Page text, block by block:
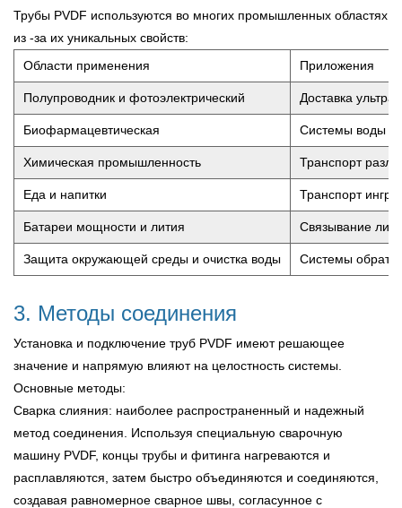
Трубы PVDF используются во многих промышленных областях
из -за их уникальных свойств:
Области применения
Приложения
Полупроводник и фотоэлектрический Доставка
Биофармацевтическая Системы воды
Химическая промышленность Транспорт
Еда и напитки Транспорт
Батареи мощности и лития Связывание
Защита окружающей среды и очистка воды Системы
3. Методы соединения
Установка и подключение труб PVDF имеют решающее
значение и напрямую влияют на целостность системы.
Основные методы:
Сварка слияния: наиболее распространенный и надежный
метод соединения. Используя специальную сварочную
машину PVDF, концы трубы и фитинга нагреваются и
расплавляются, затем быстро объединяются и соединяются,
создавая равномерное сварное швы, согласунное с